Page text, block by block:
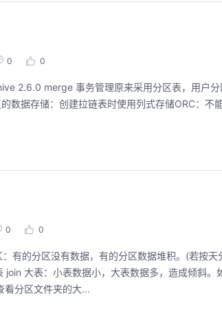
0 0
2.6.0 merge 事务管理原来采用分区表，用户
数据存储：创建拉链表时使用列式存储ORC：不
0 0
有的分区没有数据，有的分区数据堆积。(若按
大表：小表数据小，大表数据多，造成倾斜
看分区文件夹的大...